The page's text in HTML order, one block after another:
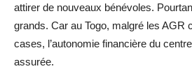
attirer de nouveaux bénévoles.
grands. Car au Togo, malgré les AGR
cases, l’autonomie financière du
assurée.